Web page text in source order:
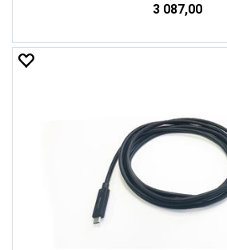
3 087,00